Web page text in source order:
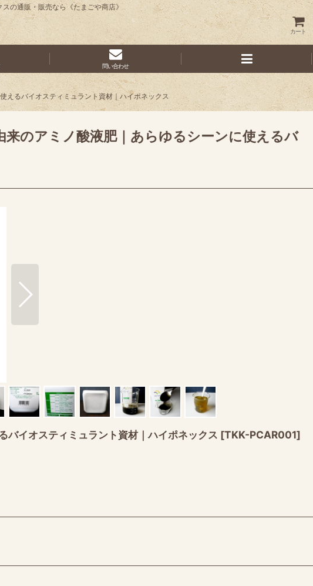
の通販・販売なら《たまごや商店》
カート
問い合わせ
えるバイオスティミュラント資材｜ハイポネックス
のアミノ酸液肥｜あらゆるシーンに使えるバ
イオスティミュラント資材｜ハイポネックス [TKK-PCAR001]